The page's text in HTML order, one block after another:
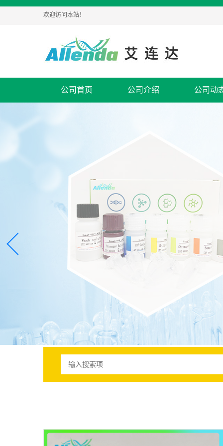
欢迎访问本站！
公司首页 公司介绍 公司动